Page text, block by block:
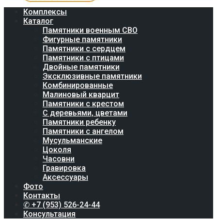
Комплексы
Каталог
Памятники военным СВО
Фигурные памятники
Памятники с сердцем
Памятники с птицами
Двойные памятники
Эксклюзивные памятники
Комбинированные
Малиновый кварцит
Памятники с крестом
С деревьями, цветами
Памятники ребенку
Памятники с ангелом
Мусульманские
Цоколя
Часовни
Гравировка
Аксессуары
Фото
Контакты
✆ +7 (953) 526-24-44
Консультация